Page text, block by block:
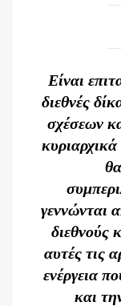
Είναι
διεθνές
σχέσεων
γεννώνται
διεθνούς
αυτές τις
ενέργεια
και